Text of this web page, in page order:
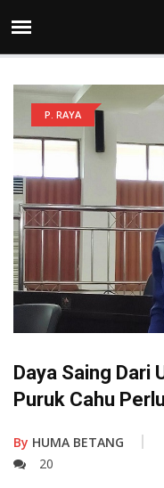
P. RAYA
Daya Saing Dari
Puruk Cahu
By HUMA BETANG
20